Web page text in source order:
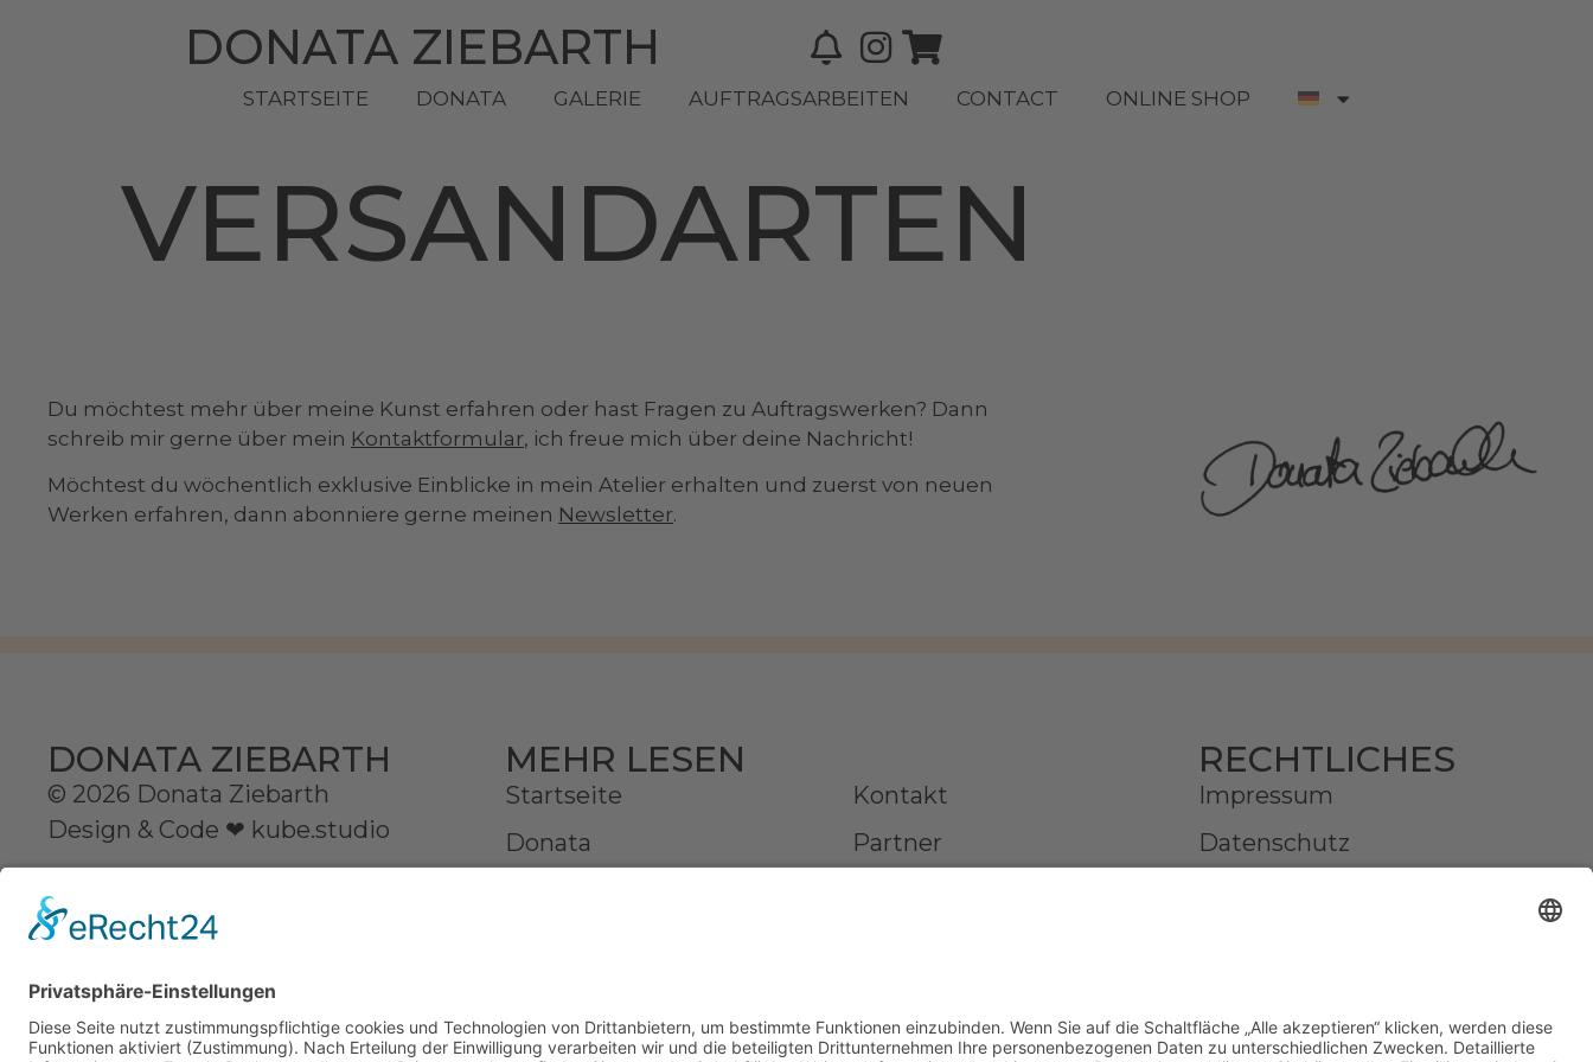
DONATA ZIEBARTH
STARTSEITE DONATA GALERIE AUFTRAGSARBEITEN CONTACT ONLINE SHOP
VERSANDARTEN
Du möchtest mehr über meine Kunst erfahren oder hast Fragen zu Auftragswerken? Dann
schreib mir gerne über mein Kontaktformular, ich freue mich über deine Nachricht!
Möchtest du wöchentlich exklusive Einblicke in mein Atelier erhalten und zuerst von neuen
Werken erfahren, dann abonniere gerne meinen Newsletter.
DONATA ZIEBARTH
© 2026 Donata Ziebarth
Design & Code ❤ kube.studio
MEHR LESEN
Startseite
Donata
Kontakt
Partner
RECHTLICHES
Impressum
Datenschutz